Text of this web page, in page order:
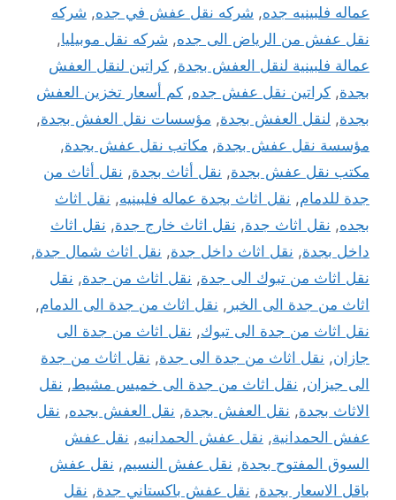
عماله فلبينيه جده, شركه نقل عفش في جده, شركه
نقل عفش من الرياض الى جده, شركه نقل موبيليا,
عمالة فلبينية لنقل العفش بجدة, كراتين لنقل العفش
بجدة, كراتين نقل عفش جده, كم أسعار تخزين العفش
بجدة, لنقل العفش بجدة, مؤسسات نقل العفش بجدة,
مؤسسة نقل عفش بجدة, مكاتب نقل عفش بجدة,
مكتب نقل عفش بجدة, نقل أثاث بجدة, نقل أثاث من
جدة للدمام, نقل اثاث بجدة عماله فلبينيه, نقل اثاث
بجده, نقل اثاث جدة, نقل اثاث خارج جدة, نقل اثاث
داخل بجدة, نقل اثاث داخل جدة, نقل اثاث شمال جدة,
نقل اثاث من تبوك الى جدة, نقل اثاث من جدة, نقل
اثاث من جدة الى الخبر , نقل اثاث من جدة الى الدمام,
نقل اثاث من جدة الى تبوك, نقل اثاث من جدة الى
جازان, نقل اثاث من جدة الى جدة, نقل اثاث من جدة
الى جيزان, نقل اثاث من جدة الى خميس مشيط, نقل
الاثاث بجدة, نقل العفش بجدة, نقل العفش بجده, نقل
عفش الحمدانية, نقل عفش الحمدانيه, نقل عفش
السوق المفتوح بجدة, نقل عفش النسيم, نقل عفش
باقل الاسعار بجدة, نقل عفش باكستاني جدة, نقل